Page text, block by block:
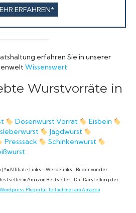
ERFAHREN*
erfahren Sie in unserer
Wissenswert
Wurstvorräte in
Dosenwurst Vorrat
Eisbein
Jagdwurst
Presssack
Schinkenwurst
| *=Affiliate Links - Werbelinks | Bilder von der
= Amazon Bestseller | Die Darstellung der
Plugin für Teilnehmer am Amazon